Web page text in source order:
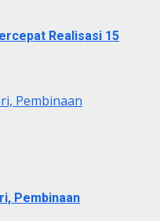
Realisasi 15
Pembinaan
Pembinaan